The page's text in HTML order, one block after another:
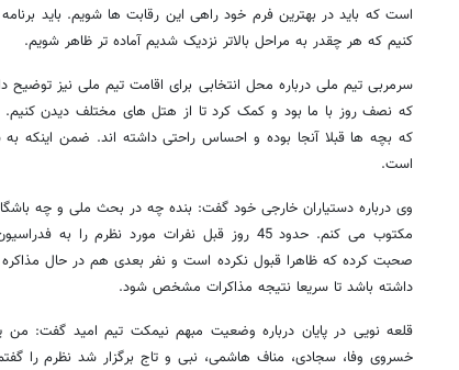
است که باید در بهترین فرم خود راهی این رقابت ها شویم. باید
کنیم که هر چقدر به مراحل بالاتر نزدیک شدیم آماده تر ظاهر شویم.
سرمربی تیم ملی درباره محل انتخابی برای اقامت تیم ملی نیز توضیح
که نصف روز با ما بود و کمک کرد تا از هتل های مختلف دیدن کنیم.
که بچه ها قبلا آنجا بوده و احساس راحتی داشته اند. ضمن اینکه به
است.
وی درباره دستیاران خارجی خود گفت: بنده چه در بحث ملی و چه
مکتوب می کنم. حدود 45 روز قبل نفرات مورد نظرم
صحبت کرده که ظاهرا قبول نکرده است و نفر بعدی هم در حال
داشته باشد تا سریعا نتیجه مذاکرات مشخص شود.
قلعه نویی در پایان درباره وضعیت مبهم نیمکت تیم امید گفت:
خسروی وفا، سجادی، مناف هاشمی،‌ نبی و تاج برگزار شد نظرم را